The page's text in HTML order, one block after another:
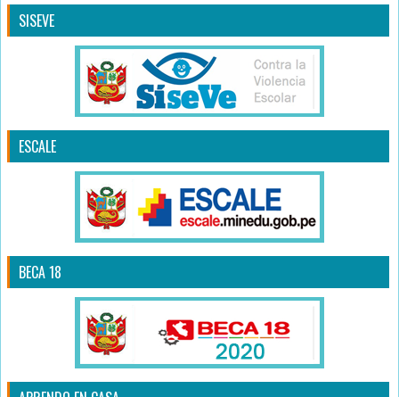
SISEVE
ESCALE
BECA 18